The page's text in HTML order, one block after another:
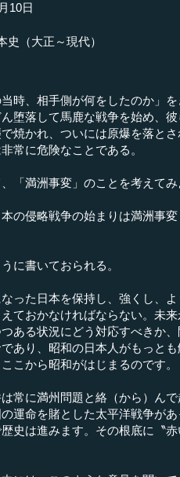
10日
史（大正～現代）
時、相手側が何をしたのか」
堕落して馬鹿な戦争を始め、
焼かれ、ついには原爆を落と
常に危険なことである。
「満洲事変」のことを考えてみ
の侵略戦争の始まりは満洲事
に書いておられる。
なった日本を保持し、強くし、
ておかなければならない。未
ある状況にどう対応すべきか
あり、昭和の日本人がもっと
こから昭和がはじまるのです。
常に満州問題と絡（から）ん
運命を賭とした太平洋戦争が
史は進みます。その根底に〝